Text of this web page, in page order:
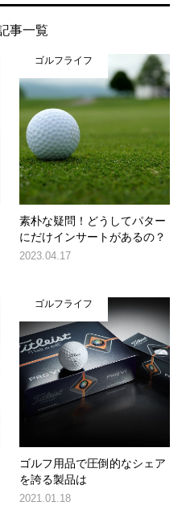
事一覧
ゴルフライフ
素朴な疑問！どうしてパター
にだけインサートがあるの？
2023.04.17
ゴルフライフ
ゴルフ用品で圧倒的なシェア
を誇る製品は
2021.01.18